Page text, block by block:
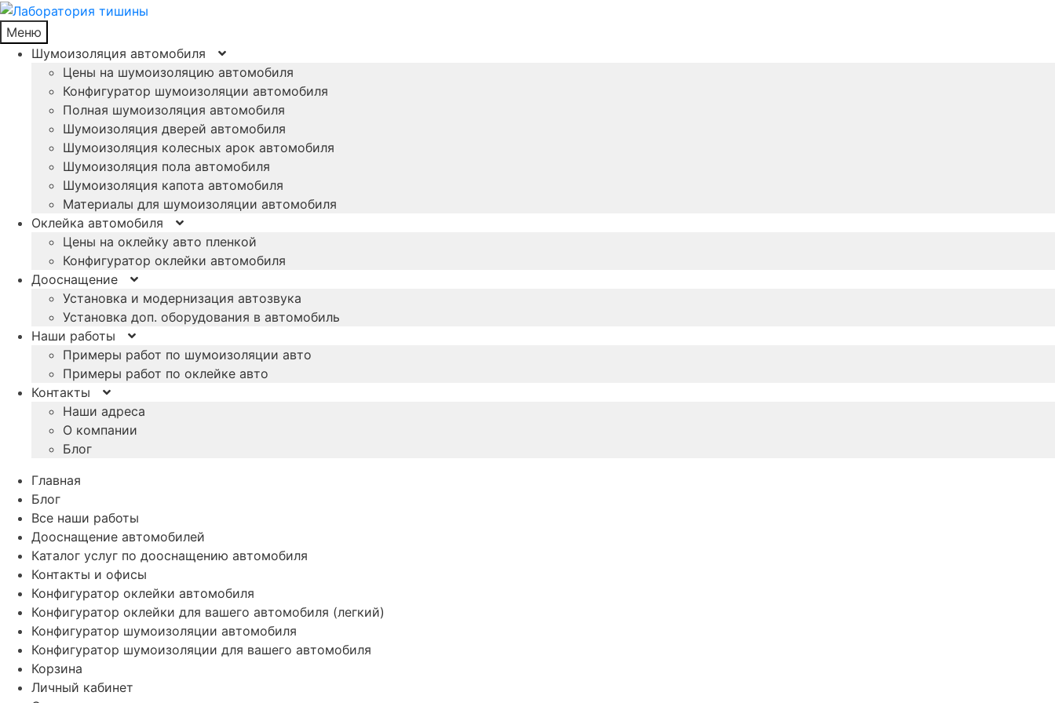
Меню
Шумоизоляция автомобиля
Цены на шумоизоляцию автомобиля
Конфигуратор шумоизоляции автомобиля
Полная шумоизоляция автомобиля
Шумоизоляция дверей автомобиля
Шумоизоляция колесных арок автомобиля
Шумоизоляция пола автомобиля
Шумоизоляция капота автомобиля
Материалы для шумоизоляции автомобиля
Оклейка автомобиля
Цены на оклейку авто пленкой
Конфигуратор оклейки автомобиля
Дооснащение
Установка и модернизация автозвука
Установка доп. оборудования в автомобиль
Наши работы
Примеры работ по шумоизоляции авто
Примеры работ по оклейке авто
Контакты
Наши адреса
О компании
Блог
Главная
Блог
Все наши работы
Дооснащение автомобилей
Каталог услуг по дооснащению автомобиля
Контакты и офисы
Конфигуратор оклейки автомобиля
Конфигуратор оклейки для вашего автомобиля (легкий)
Конфигуратор шумоизоляции автомобиля
Конфигуратор шумоизоляции для вашего автомобиля
Корзина
Личный кабинет